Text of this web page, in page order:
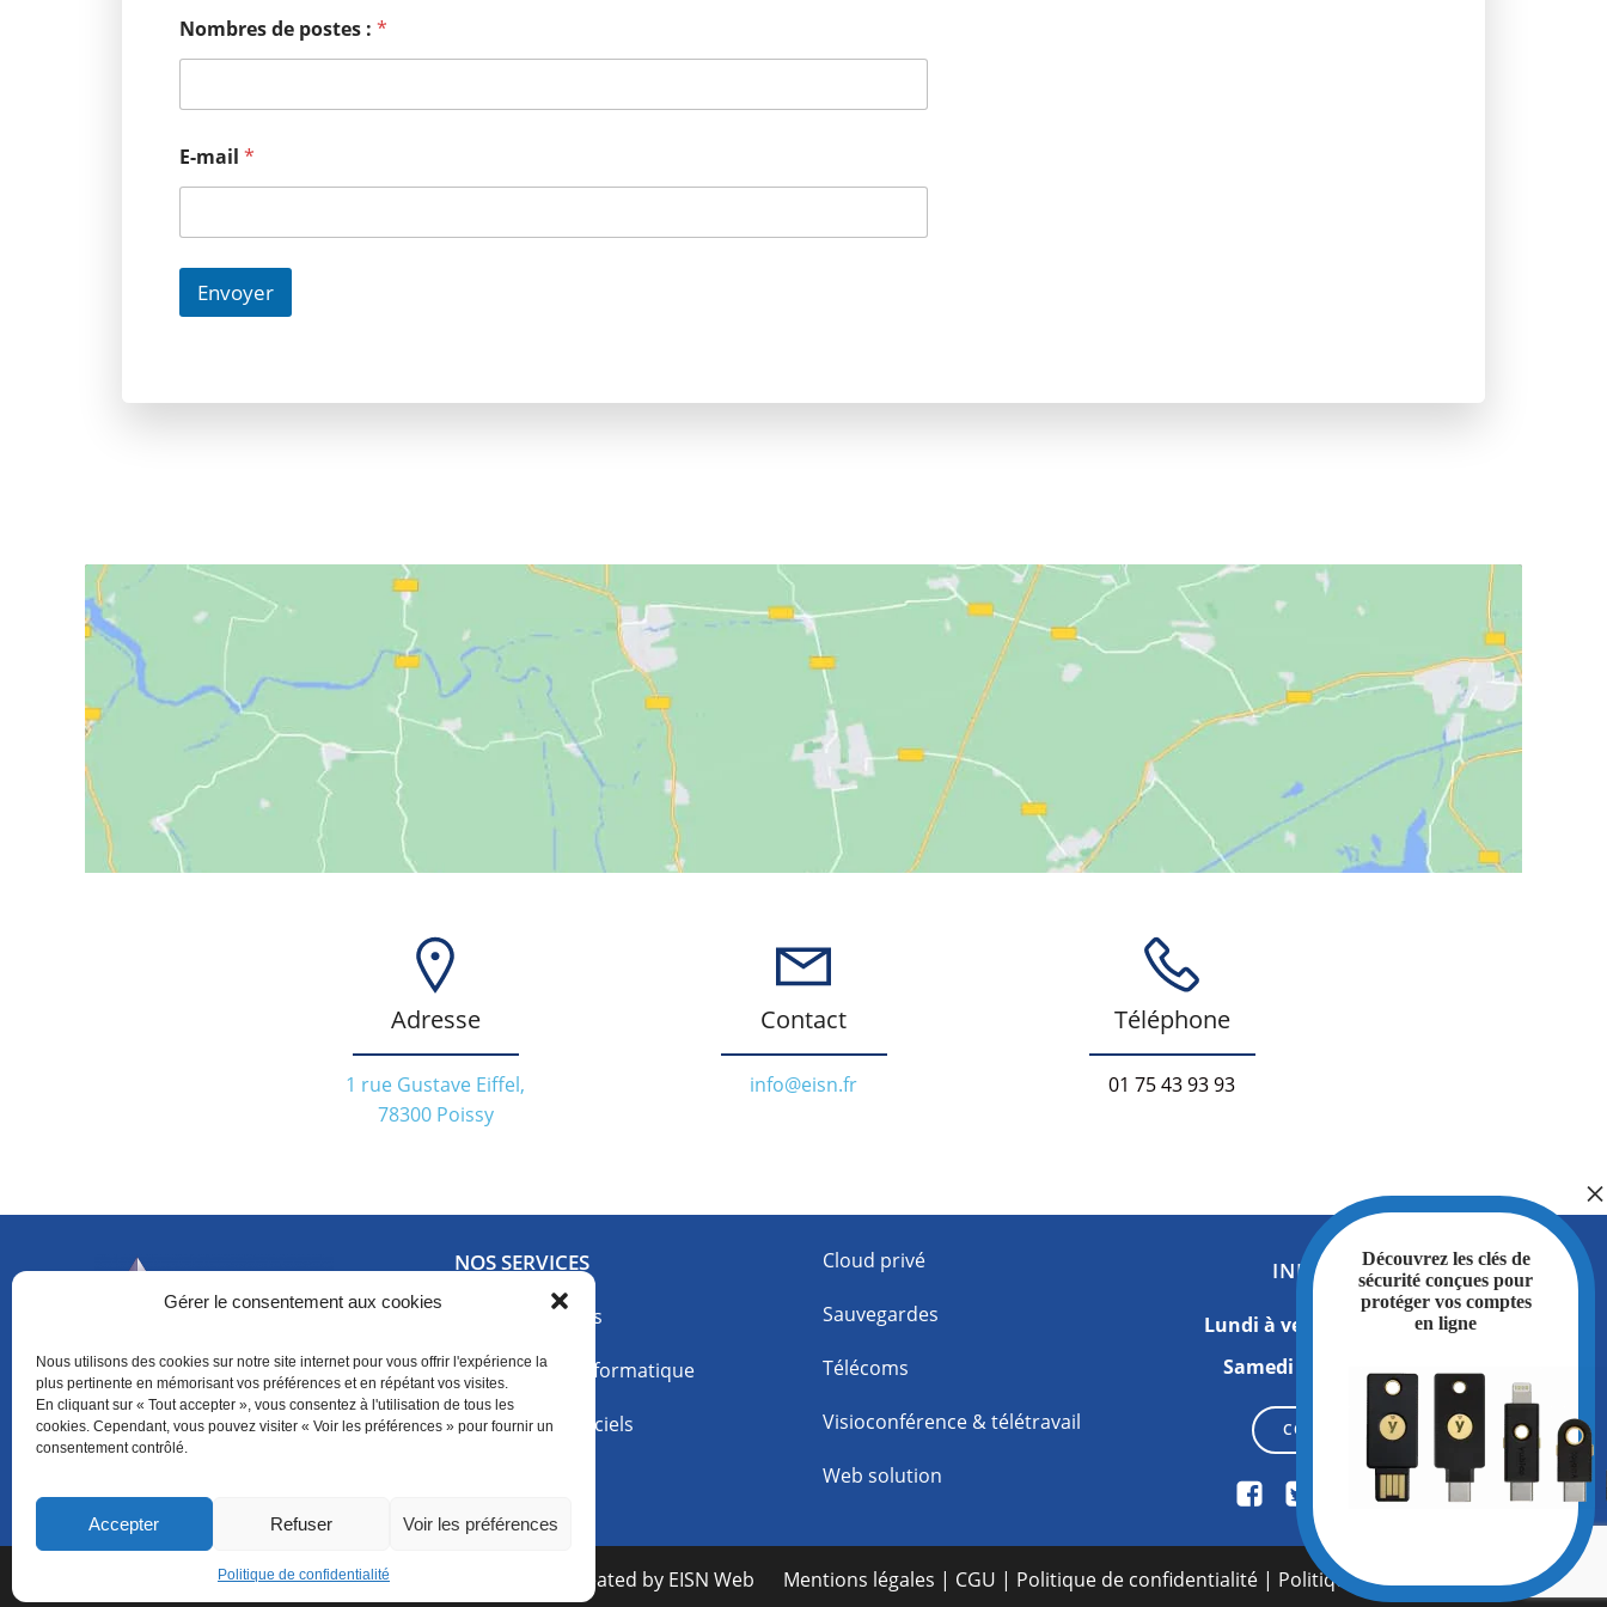
Gérer le consentement aux cookies
Nous utilisons des cookies sur notre site internet pour vous offrir l'expérience la
plus pertinente en mémorisant vos préférences et en répétant vos visites.
En cliquant sur « Tout accepter », vous consentez à l'utilisation de tous les
cookies. Cependant, vous pouvez visiter « Voir les préférences » pour fournir un
consentement contrôlé.
Accepter Refuser Voir les préférences
Politique de confidentialité
Nombres de postes : *
E-mail *
Envoyer
marketing et activer ce contenu
Adresse
1 rue Gustave Eiffel,
78300 Poissy
Contact
info@eisn.fr
Téléphone
01 75 43 93 93
situé à Poissy, depuis 26 ans
NOS SERVICES
Audit et conseils
Maintenance Informatique
Matériels & logiciels
Cloud privé
Sauvegardes
Télécoms
Visioconférence & télétravail
Web solution
INFORMATIONS
Lundi à vendredi
: 09h00 à 18h00
Samedi et dimanche : Fermé
CONTACTEZ-NOUS
Site officiel – EISN @copyright reserved – Created by EISN Web Mentions légales | CGU | Politique de confidentialité | Politique de cookies
Découvrez les clés de
sécurité conçues pour
protéger vos comptes
en ligne